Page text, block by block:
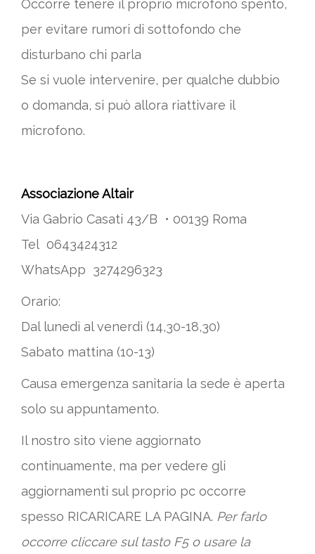
Occorre tenere il proprio microfono spento,
per evitare rumori di sottofondo che
disturbano chi parla
Se si vuole intervenire, per qualche dubbio
o domanda, si può allora riattivare il
microfono.
Associazione Altair
Via Gabrio Casati 43/B • 00139 Roma
Tel 0643424312
WhatsApp 3274296323
Orario:
Dal lunedì al venerdì (14,30-18,30)
Sabato mattina (10-13)
Causa emergenza sanitaria la sede è aperta
solo su appuntamento.
Il nostro sito viene aggiornato
continuamente, ma per vedere gli
aggiornamenti sul proprio pc occorre
spesso RICARICARE LA PAGINA. Per farlo
occorre cliccare sul tasto F5 o usare la